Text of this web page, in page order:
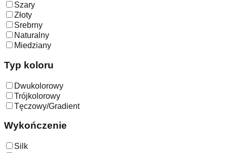
Szary
Złoty
Srebrny
Naturalny
Miedziany
Typ koloru
Dwukolorowy
Trójkolorowy
Tęczowy/Gradient
Wykończenie
Silk